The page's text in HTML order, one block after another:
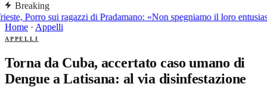
Breaking
Porro sui ragazzi di Pradamano: «Non spegniamo il loro
Home · Appelli
APPELLI
Torna da Cuba, accertato caso umano di
Dengue a Latisana: al via disinfestazione